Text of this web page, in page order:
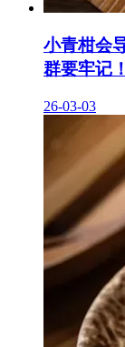
小青柑会
群要牢记！
26-03-03